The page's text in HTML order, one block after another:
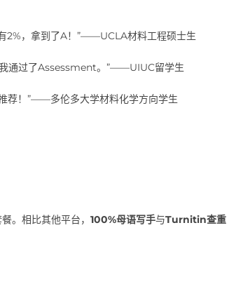
2%，拿到了A！”——UCLA材料工程硕士生
通过了Assessment。”——UIUC留学生
荐！”——多伦多大学材料化学方向学生
。相比其他平台， 100%母语写手与Turnitin查重